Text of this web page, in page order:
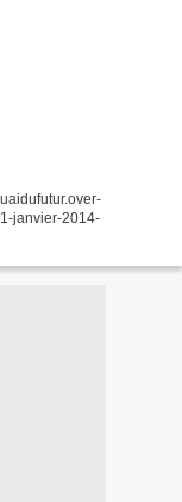
janvier-2014-